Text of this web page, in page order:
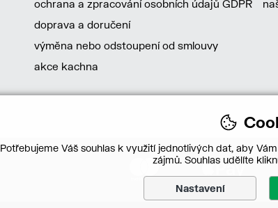
ochrana a zpracování osobních údajů GDPR
doprava a doručení
výměna nebo odstoupení od smlouvy
akce kachna
Potřebujeme Váš souhlas k využití jednotlivých dat, aby
zájmů. Souhlas udělíte
Nastavení